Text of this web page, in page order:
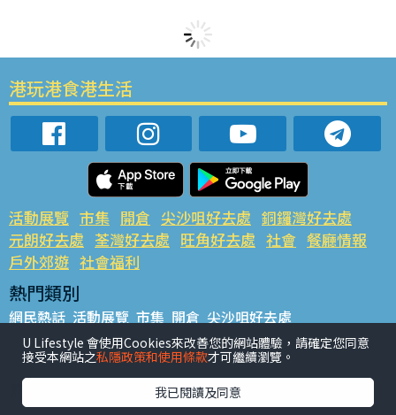
港玩港食港生活
活動展覽 市集 開倉 尖沙咀好去處 銅鑼灣好去處
元朗好去處 荃灣好去處 旺角好去處 社會 餐廳情報
戶外郊遊 社會福利
熱門類別
網民熱話 活動展覽 市集 開倉 尖沙咀好去處
銅鑼灣好去處 元朗好去處 荃灣好去處 旺角好去處 社會
餐廳情報 戶外郊遊
熱門標籤
U Lifestyle 會使用Cookies來改善您的網站體驗，請確定您同意
接受本網站之私隱政策和使用條款才可繼續瀏覽。
我已閱讀及同意